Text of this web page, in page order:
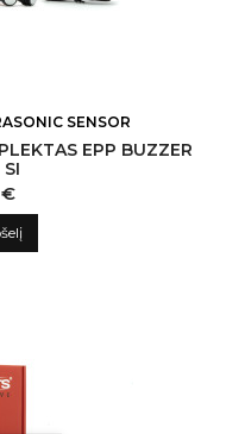
SENSOR
EPP BUZZER